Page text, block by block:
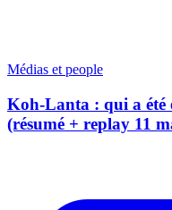
Médias et people
Koh-Lanta : qui a été
(résumé + replay 11